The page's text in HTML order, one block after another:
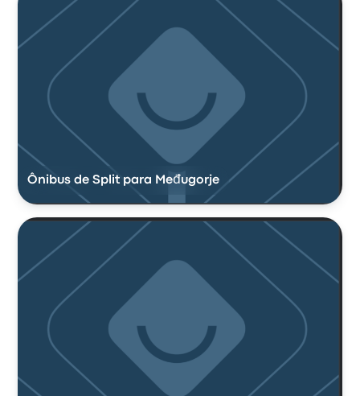
Ônibus de Split para Međugorje